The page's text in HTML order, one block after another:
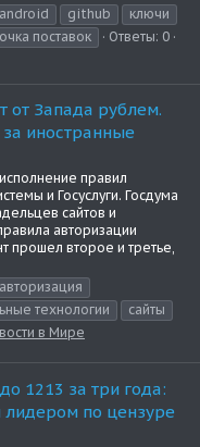
android github
ключи
поставок
Ответы: 0
от Запада рублем.
иностранные
правил
и Госуслуги. Госдума
сайтов и
авторизации
прошел второе и третье,
авторизация
технологии
сайты
в Мире
1213 за три года:
по цензуре